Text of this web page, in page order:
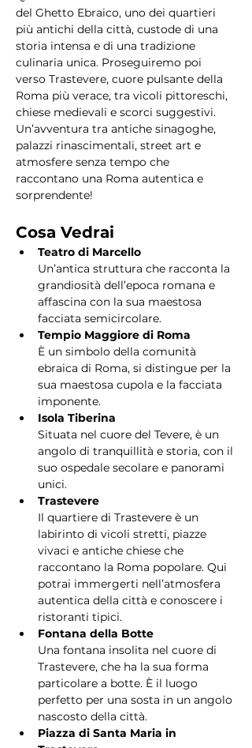
del Ghetto Ebraico, uno dei quartieri
più antichi della città, custode di una
storia intensa e di una tradizione
culinaria unica. Proseguiremo poi
verso Trastevere, cuore pulsante della
Roma più verace, tra vicoli pittoreschi,
chiese medievali e scorci suggestivi.
Un’avventura tra antiche sinagoghe,
palazzi rinascimentali, street art e
atmosfere senza tempo che
raccontano una Roma autentica e
sorprendente!
Cosa Vedrai
Teatro di Marcello
Un’antica struttura che racconta la
grandiosità dell’epoca romana e
affascina con la sua maestosa
facciata semicircolare.
Tempio Maggiore di Roma
È un simbolo della comunità
ebraica di Roma, si distingue per la
sua maestosa cupola e la facciata
imponente.
Isola Tiberina
Situata nel cuore del Tevere, è un
angolo di tranquillità e storia, con il
suo ospedale secolare e panorami
unici.
Trastevere
Il quartiere di Trastevere è un
labirinto di vicoli stretti, piazze
vivaci e antiche chiese che
raccontano la Roma popolare. Qui
potrai immergerti nell’atmosfera
autentica della città e conoscere i
ristoranti tipici.
Fontana della Botte
Una fontana insolita nel cuore di
Trastevere, che ha la sua forma
particolare a botte. È il luogo
perfetto per una sosta in un angolo
nascosto della città.
Piazza di Santa Maria in